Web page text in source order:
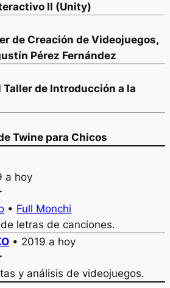
II (Unity)
de Creación de Videojuegos,
Pérez Fernández
de Introducción a la
Twine para Chicos
a hoy
• Full Monchi
letras de canciones.
• 2019 a hoy
y análisis de videojuegos.